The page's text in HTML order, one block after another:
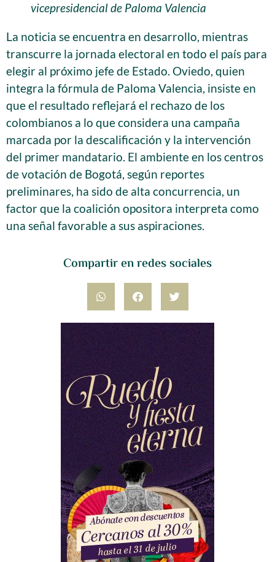
Compartir en redes sociales
vicepresidencial de Paloma Valencia
La noticia se encuentra en desarrollo, mientras
transcurre la jornada electoral en todo el país para
elegir al próximo jefe de Estado. Oviedo, quien
integra la fórmula de Paloma Valencia, insiste en
que el resultado reflejará el rechazo de los
colombianos a lo que considera una campaña
marcada por la descalificación y la intervención
del primer mandatario. El ambiente en los centros
de votación de Bogotá, según reportes
preliminares, ha sido de alta concurrencia, un
factor que la coalición opositora interpreta como
una señal favorable a sus aspiraciones.